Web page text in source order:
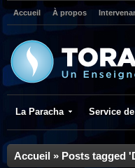
Accueil À propos
La Paracha Service
Accueil » Posts tagged